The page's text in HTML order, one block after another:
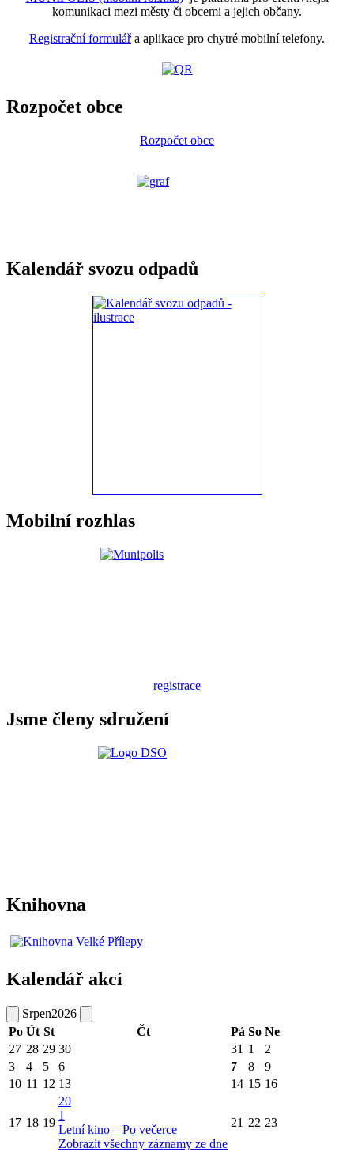
komunikaci mezi městy či obcemi a jejich občany.
Registrační formulářa aplikace pro chytré mobilní telefony.
Rozpočet obce
Rozpočet obce
Kalendář svozu odpadů
Mobilní rozhlas
registrace
Jsme členy sdružení
Knihovna
Kalendář akcí
Srpen2026
Po Út St Čt Pá So Ne
27 28 29 30 31 1
2
3
4 5 6 7 8
9
10 11 12 13 14 15 16
17 18 19
20
1
Letní kino – Po večerce
Zobrazit všechny záznamy ze dne
21 22 23